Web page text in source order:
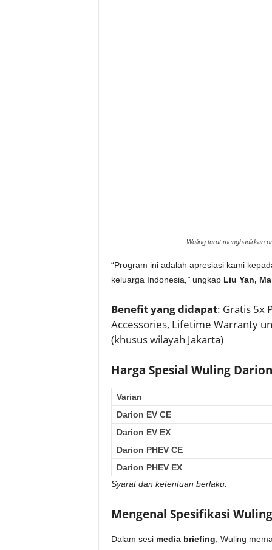
Wuling turut menghadirkan
“Program ini adalah apresiasi kami
keluarga Indonesia ,”ungkap Liu Yan,
Benefit yang didapat: Gratis 5x
Accessories, Lifetime Warranty
(khusus wilayah Jakarta)
Harga Spesial Wuling
Varian
Darion EV CE
Darion EV EX
Darion PHEV CE
Darion PHEV EX
Syarat dan ketentuan berlaku.
Mengenal Spesifikasi
Dalam sesi media briefing , Wuling